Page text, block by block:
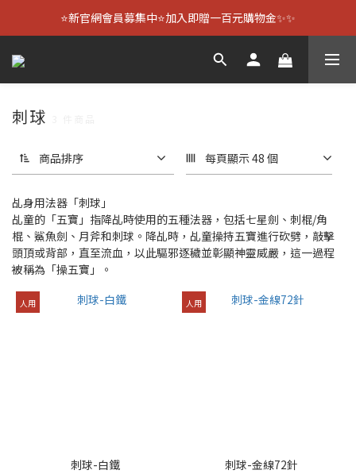
⭐新官網會員募集中⭐加入即贈一百元購物金✨✨
刺球
商品排序 每頁顯示 48 個
乩身用法器「刺球」
乩童的「五寶」指降乩時使用的五種法器，包括七星劍、刺棍/角
棍、鯊魚劍、月斧和刺球。降乩時，乩童操持五寶進行砍劈，敲擊
頭頂或背部，直至流血，以此驅邪逐穢並彰顯神靈威嚴，這一過程
被稱為「操五寶」。
人用
刺球-白鐵
人用
刺球-金線72針